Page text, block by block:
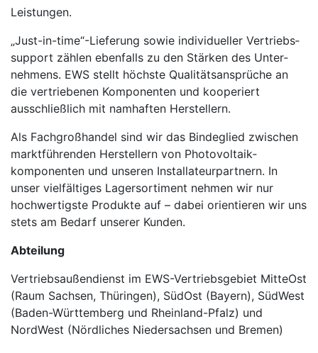
Leistungen.
„Just-in-time“-Lieferung sowie individueller Vertriebs­
support zählen ebenfalls zu den Stärken des Unter­
nehmens. EWS stellt höchste Qualitäts­ansprüche an
die ver­triebenen Kom­ponen­ten und kooperiert
ausschließlich mit namhaften Her­stellern.
Als Fachgroßhandel sind wir das Binde­glied zwischen
marktführen­den Her­stellern von Photovol­taik­
komponenten und unseren Instal­lateur­partnern. In
unser vielfältiges Lager­sorti­ment nehmen wir nur
hochwertigste Produkte auf – dabei orientieren wir uns
stets am Bedarf unserer Kunden.
Abteilung
Vertriebsaußendienst im EWS-Vertriebsgebiet MitteOst
(Raum Sachsen, Thüringen), SüdOst (Bayern), SüdWest
(Baden-Württemberg und Rheinland-Pfalz) und
NordWest (Nördliches Niedersachsen und Bremen)